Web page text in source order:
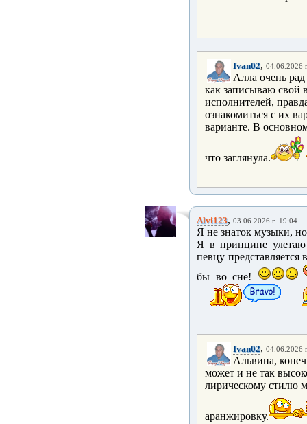
Ivan02, 04.06.2026
Алла очень
как записываю свой
исполнителей,
ознакомиться с их
варианте. В
что заглянула.
Alvi123, 03.06.2026 г. 19:04
Я не знаток музыки,
Я в принципе улетаю
певцу
бы во сне!
Ivan02, 04.06.2026
Альвина,
может и не так
лирическому стилю
аранжировку.